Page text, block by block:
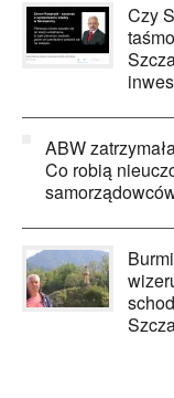
Czy
ABW
Co robią